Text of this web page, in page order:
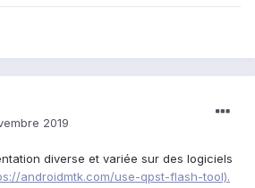
2019
diverse et variée sur des logiciels
androidmtk.com/use-qpst-flash-tool).